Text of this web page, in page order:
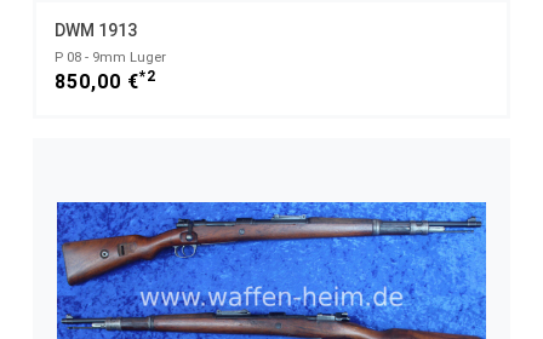
DWM 1913
P 08 - 9mm Luger
850,00 €*2